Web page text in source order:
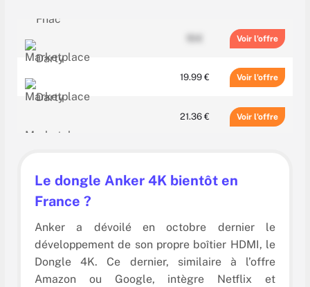
Voir
19.99 € Voir
21.36 € Voir
Le dongle Anker 4K bientôt en
France ?
Anker a dévoilé en octobre dernier le
développement de son propre boîtier HDMI, le
Dongle 4K. Ce dernier, similaire à l’offre
Amazon ou Google, intègre Netflix et